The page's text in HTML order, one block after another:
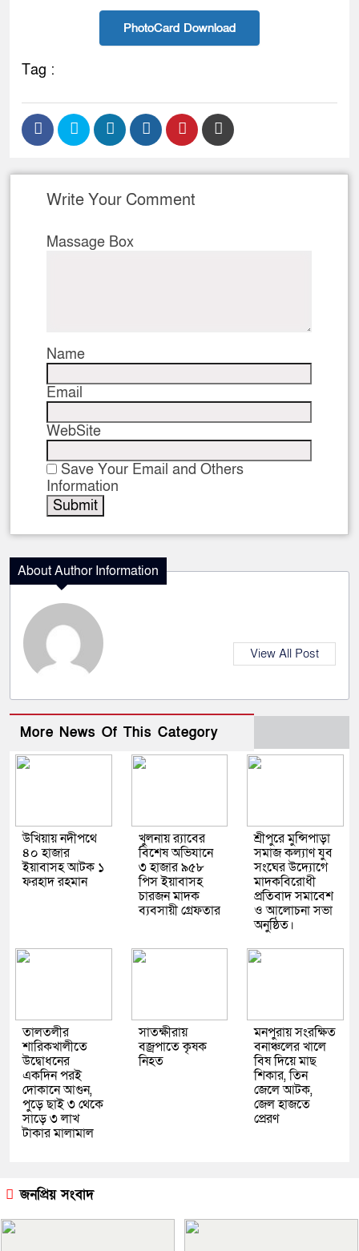
PhotoCard Download
Tag :
Write Your Comment
Massage Box
Name
Email
WebSite
Save Your Email and Others
Information
About Author Information
View All Post
More News Of This Category
উখিয়ায় নদীপথে
৪০ হাজার
ইয়াবাসহ আটক ১
ফরহাদ রহমান
খুলনায় র‍্যাবের
বিশেষ অভিযানে
৩ হাজার ৯৫৮
পিস ইয়াবাসহ
চারজন মাদক
ব্যবসায়ী গ্রেফতার
শ্রীপুরে মুন্সিপাড়া
সমাজ কল্যাণ যুব
সংঘের উদ্যোগে
মাদকবিরোধী
প্রতিবাদ সমাবেশ
ও আলোচনা সভা
অনুষ্ঠিত।
তালতলীর
শারিকখালীতে
উদ্বোধনের
একদিন পরই
দোকানে আগুন,
পুড়ে ছাই ৩ থেকে
সাড়ে ৩ লাখ
টাকার মালামাল
সাতক্ষীরায়
বজ্রপাতে কৃষক
নিহত
মনপুরায় সংরক্ষিত
বনাঞ্চলের খালে
বিষ দিয়ে মাছ
শিকার, তিন
জেলে আটক,
জেল হাজতে
প্রেরণ
জনপ্রিয় সংবাদ